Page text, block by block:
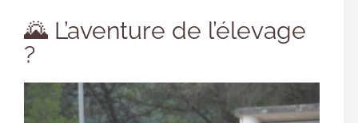
🌄 L’aventure de l’élevage
?